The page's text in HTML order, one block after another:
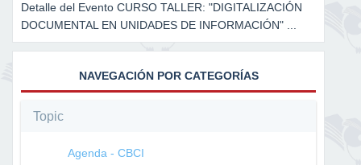
Detalle del Evento CURSO TALLER: "DIGITALIZACIÓN
DOCUMENTAL EN UNIDADES DE INFORMACIÓN" ...
NAVEGACIÓN POR CATEGORÍAS
Topic
Agenda - CBCI